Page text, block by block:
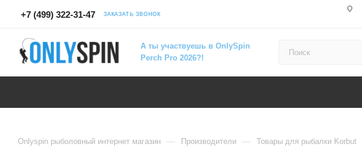
+7 (499) 322-31-47 ЗАКАЗАТЬ ЗВОНОК
А ты участвуешь в OnlySpin
Perch Pro 2026?!
Onlyspin рыболовный интернет магазин — Производители — Товары для рыбалки Korbut